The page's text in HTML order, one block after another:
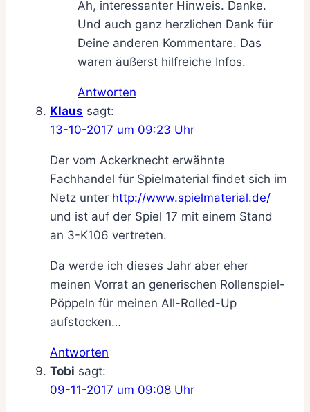
Ah, interessanter Hinweis. Danke.
Und auch ganz herzlichen Dank für
Deine anderen Kommentare. Das
waren äußerst hilfreiche Infos.
Antworten
Klaus sagt:
13-10-2017 um 09:23 Uhr
Der vom Ackerknecht erwähnte
Fachhandel für Spielmaterial findet sich im
Netz unter http://www.spielmaterial.de/
und ist auf der Spiel 17 mit einem Stand
an 3-K106 vertreten.
Da werde ich dieses Jahr aber eher
meinen Vorrat an generischen Rollenspiel-
Pöppeln für meinen All-Rolled-Up
aufstocken…
Antworten
Tobi sagt:
09-11-2017 um 09:08 Uhr